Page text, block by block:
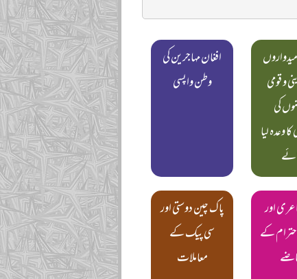
و قومی
کی
وعدہ لیا
افغان مہاجرین کی
وطن واپسی
اور
کے
پاک چین دوستی اور
سی پیک کے
معاملات